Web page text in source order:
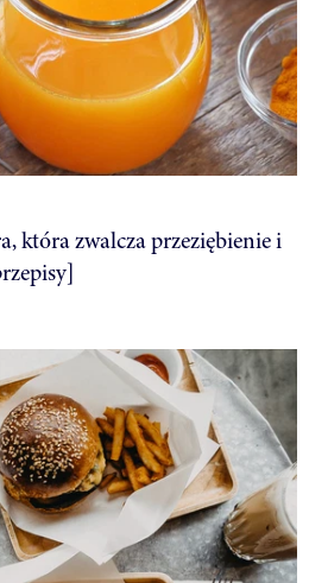
która zwalcza przeziębienie i